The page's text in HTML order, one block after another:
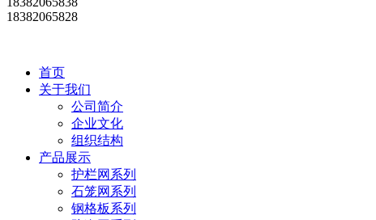
18382065828
首页
关于我们
公司简介
企业文化
组织结构
产品展示
护栏网系列
石笼网系列
钢格板系列